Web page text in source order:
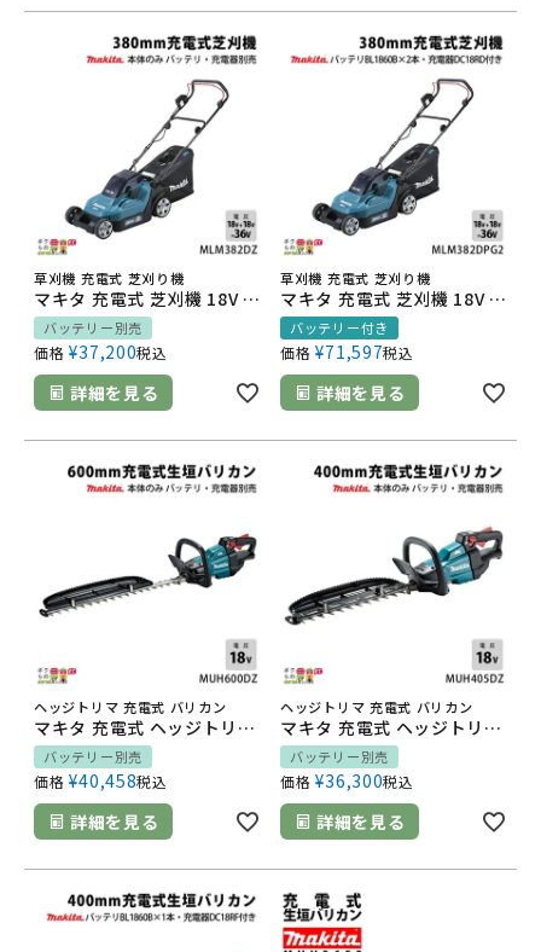
草刈機 充電式 芝刈り機
マキタ 充電式 芝刈機 18V + 18V 36V MLM382DZ 刈込み幅 380mm 草刈り 芝刈り 16.5kg 本体のみ バッテリ充電器別売
バッテリー別売
価格 ¥37,200税込
詳細を見る
草刈機 充電式 芝刈り機
マキタ 充電式 芝刈機 18V + 18V 36V MLM382DPG2 刈込み幅 380mm 草刈り 芝刈り 16.5kg バッテリー・充電器付属
バッテリー付き
価格 ¥71,597税込
詳細を見る
ヘッジトリマ 充電式 バリカン
マキタ 充電式 ヘッジトリマ 18V MUH600DZ エンジン22mLクラスと同等 両刃 600mm 偏角拝み刃仕様 バリカン 3.9kg 本体のみ バッテリ充電器別売
バッテリー別売
価格 ¥40,458税込
詳細を見る
ヘッジトリマ 充電式 バリカン
マキタ 充電式 ヘッジトリマ 18V MUH405DZ エンジン22mLクラスと同等 両刃 400mm 偏角拝み刃仕様 バリカン 3.7kg 本体のみ バッテリ充電器別売
バッテリー別売
価格 ¥36,300税込
詳細を見る